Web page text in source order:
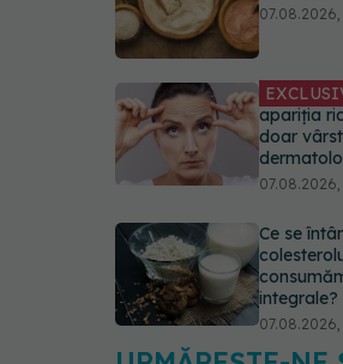
07.08.2026,
apariția
doar
07.08.2026,
Ce se
integrale?
07.08.2026,